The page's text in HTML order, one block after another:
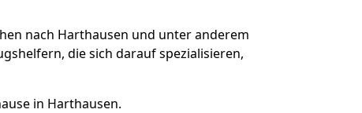
nach Harthausen und unter anderem
die sich darauf spezialisieren,
in Harthausen.